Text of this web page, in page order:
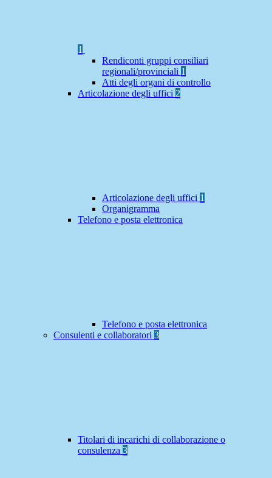
1
Rendiconti gruppi consiliari
regionali/provinciali 1
Atti degli organi di controllo
Articolazione degli uffici 2
Articolazione degli uffici 1
Organigramma
Telefono e posta elettronica
Telefono e posta elettronica
Consulenti e collaboratori 3
Titolari di incarichi di collaborazione o
consulenza 3